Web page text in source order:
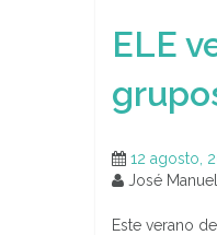
ELE
12 agosto,
José
Este verano